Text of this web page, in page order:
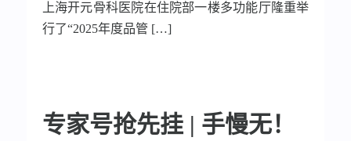
上海开元骨科医院在住院部一楼多功能厅隆重举
行了“2025年度品管 […]
专家号抢先挂 | 手慢无！